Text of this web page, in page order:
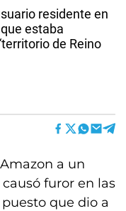
residente en
estaba
de Reino
a un
furor en las
que dio a